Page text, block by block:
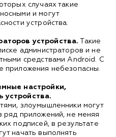
случаях такие
и могут
устройства.
устройства. Такие
администраторов и не
средствами Android. С
приложения небезопасны.
настройки,
устройства.
злоумышленники могут
ряд приложений, не меняя
подписей, в результате
начать выполнять